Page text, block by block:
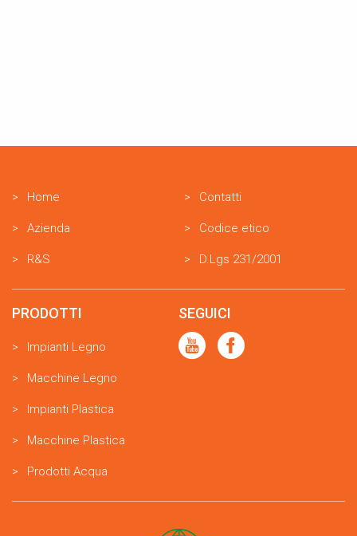
Home
Azienda
R&S
Contatti
Codice etico
D.Lgs 231/2001
PRODOTTI
Impianti Legno
Macchine Legno
Impianti Plastica
Macchine Plastica
Prodotti Acqua
SEGUICI